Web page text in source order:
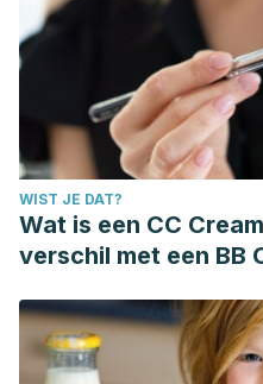
WIST JE DAT?
Wat is een CC
verschil met een BB